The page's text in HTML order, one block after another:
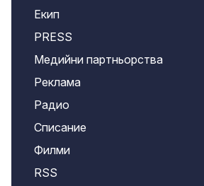
Екип
PRESS
Медийни партньорства
Реклама
Радио
Списание
Филми
RSS